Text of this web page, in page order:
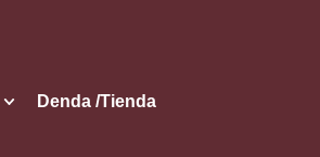
Den­da /​Tien­da